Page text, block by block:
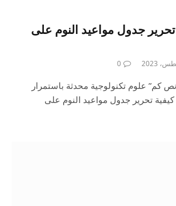
جدول مواعيد النوم على
0
كم” علوم تكنولوجية محدثة باستمرار
تحرير جدول مواعيد النوم على